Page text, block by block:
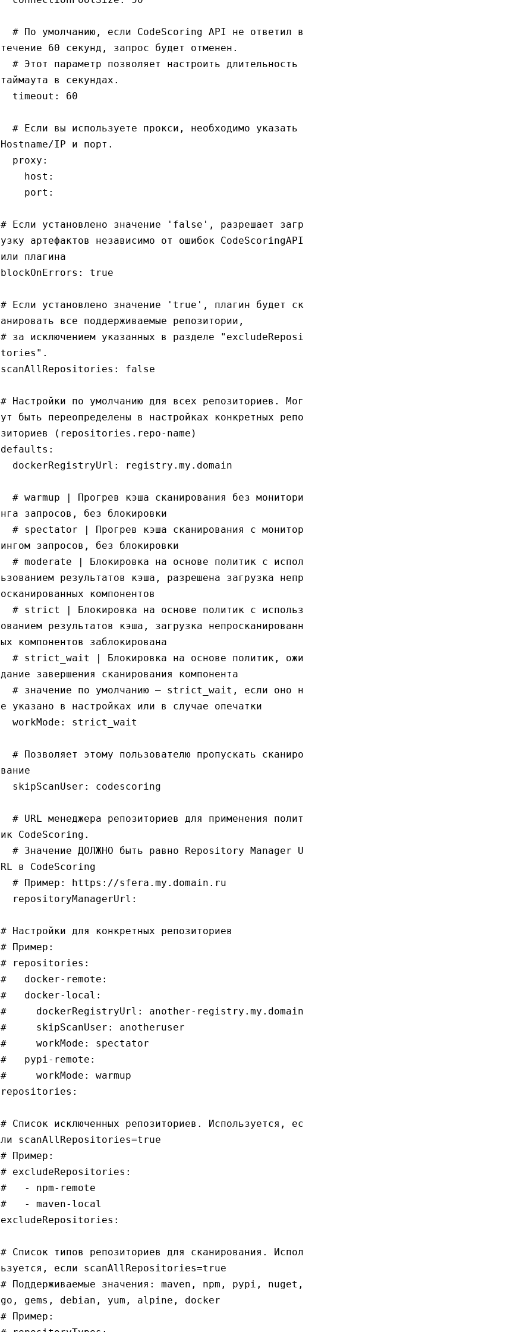
течение 60 секунд, запрос будет отменен.
таймаута в секундах.
  timeout
: 60
Hostname/IP и порт.
  proxy
:
    host
:
    port
:
# Если установлено значение 'false', разрешает загр
узку артефактов независимо от ошибок CodeScoringAPI
или плагина
blockOnErrors : true
# Если установлено значение 'true', плагин будет ск
анировать все поддерживаемые репозитории,
# за исключением указанных в разделе "excludeReposi
tories".
scanAllRepositories : false
# Настройки по умолчанию для всех репозиториев. Мог
ут быть переопределены в настройках конкретных репо
зиториев (repositories.repo-name)
defaults :
  dockerRegistryUrl
: registry.my.domain
нга запросов, без блокировки
ингом запросов, без блокировки
ьзованием результатов кэша, разрешена загрузка непр
осканированных компонентов
ованием результатов кэша, загрузка непросканированн
ых компонентов заблокирована
дание завершения сканирования компонента
е указано в настройках или в случае опечатки
  workMode
: strict_wait
вание
  skipScanUser
: codescoring
ик CodeScoring.
RL в CodeScoring
  # Пример: https://sfera.my.domain.ru
  repositoryManagerUrl
:
# Настройки для конкретных репозиториев
# Пример:
# repositories:
#   docker-remote:
#   docker-local:
#     dockerRegistryUrl: another-registry.my.domain
#     skipScanUser: anotheruser
#     workMode: spectator
#   pypi-remote:
#     workMode: warmup
repositories :
# Список исключенных репозиториев. Используется, ес
ли scanAllRepositories=true
# Пример:
# excludeRepositories:
#   - npm-remote
#   - maven-local
excludeRepositories :
# Список типов репозиториев для сканирования. Испол
ьзуется, если scanAllRepositories=true
# Поддерживаемые значения: maven, npm, pypi, nuget,
go, gems, debian, yum, alpine, docker
# Пример: